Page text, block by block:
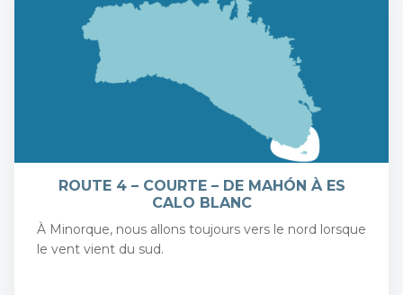
ROUTE 4 – COURTE – DE MAHÓN À ES
CALO BLANC
À Minorque, nous allons toujours vers le nord lorsque
le vent vient du sud.